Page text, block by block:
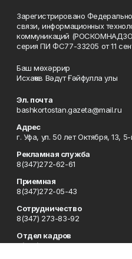
Зарегистрировано
связи, информационных
коммуникаций
серия ПИ ФС77-33205 от 11
Баш мөхәррир
Исхаҡов Вәдүт Ғәйфулла улы
Эл. почта
bashkortostan.gazeta@mail.ru
Адрес
г. Уфа, ул. 50 лет Октября, 13,
Рекламная служба
8(347)272-62-61
Приемная
8(347)272-05-43
Сотрудничество
8(347) 273-83-92
Отдел кадров
8(347)272-05-43